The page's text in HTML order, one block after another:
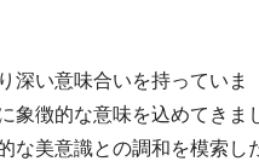
深い意味合いを持っていま
象徴的な意味を込めてきま
な美意識との調和を模索し